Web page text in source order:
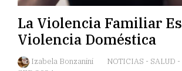
La Violencia Familiar Es
Violencia Doméstica
Izabela Bonzanini NOTICIAS - SALUD -